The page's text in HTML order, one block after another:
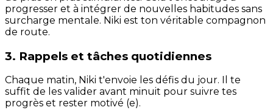
progresser et à intégrer de nouvelles habitudes sans
surcharge mentale. Niki est ton véritable compagnon
de route.
3. Rappels et tâches quotidiennes
Chaque matin, Niki t'envoie les défis du jour. Il te
suffit de les valider avant minuit pour suivre tes
progrès et rester motivé (e).